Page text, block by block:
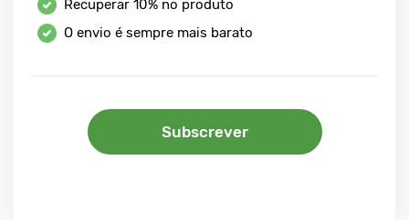
Recuperar 10% no produto
O envio é sempre mais barato
Subscrever